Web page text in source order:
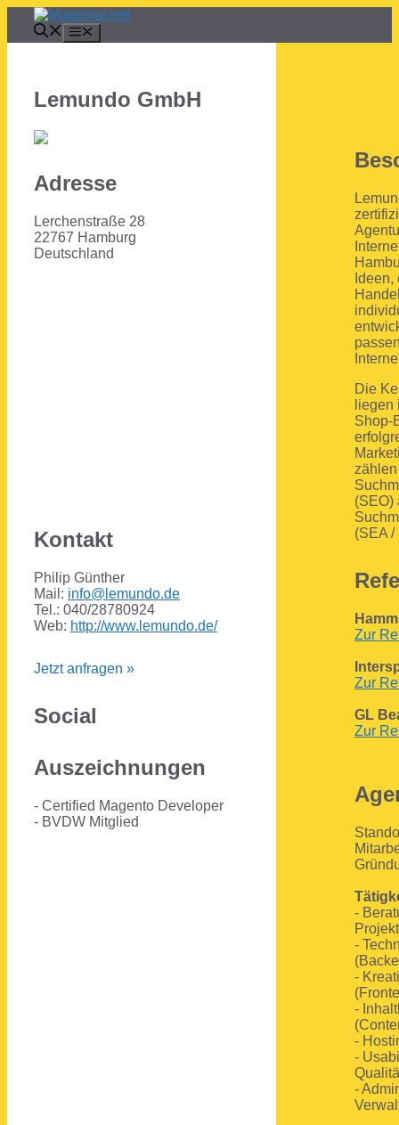
Inhalt
springen
Lemundo GmbH
Adresse
Lerchenstraße 28
22767 Hamburg
Deutschland
Kontakt
Philip Günther
Mail: info@lemundo.de
Tel.: 040/28780924
Web: http://www.lemundo.de/
Jetzt anfragen »
Social
Auszeichnungen
- Certified Magento Developer
- BVDW Mitglied
Die
liegen
Shop-
zählen
(SEO)
(SEA /
Zur
Zur
GL
Zur
-
-
-
-
-
-
-